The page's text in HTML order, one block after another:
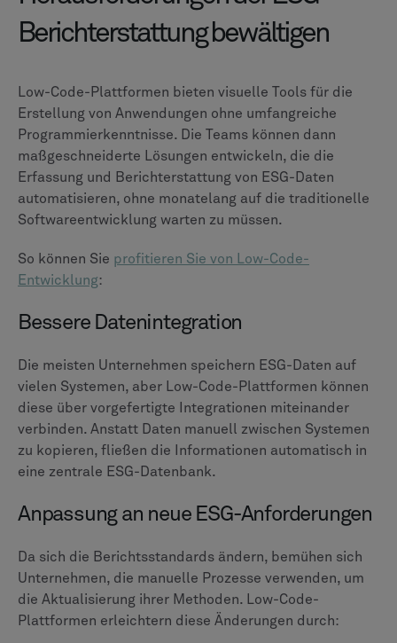
Berichterstattung bewältigen
Low-Code-Plattformen bieten visuelle Tools für die
Erstellung von Anwendungen ohne umfangreiche
Programmierkenntnisse. Die Teams können dann
maßgeschneiderte Lösungen entwickeln, die die
Erfassung und Berichterstattung von ESG-Daten
automatisieren, ohne monatelang auf die traditionelle
Softwareentwicklung warten zu müssen.
So können Sie profitieren Sie von Low-Code-
Entwicklung:
Bessere Datenintegration
Die meisten Unternehmen speichern ESG-Daten auf
vielen Systemen, aber Low-Code-Plattformen können
diese über vorgefertigte Integrationen miteinander
verbinden. Anstatt Daten manuell zwischen Systemen
zu kopieren, fließen die Informationen automatisch in
eine zentrale ESG-Datenbank.
Anpassung an neue ESG-Anforderungen
Da sich die Berichtsstandards ändern, bemühen sich
Unternehmen, die manuelle Prozesse verwenden, um
die Aktualisierung ihrer Methoden. Low-Code-
Plattformen erleichtern diese Änderungen durch: